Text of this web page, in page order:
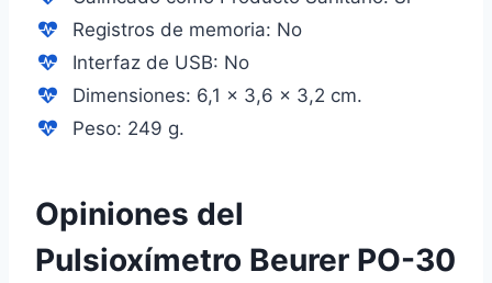
Registros de memoria: No
Interfaz de USB: No
Dimensiones: 6,1 x 3,6 x 3,2 cm.
Peso: 249 g.
Opiniones del
Pulsioxímetro Beurer PO-30